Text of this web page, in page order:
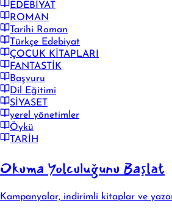
EDEBİYAT
ROMAN
Tarihi Roman
Türkçe Edebiyat
ÇOCUK KİTAPLARI
FANTASTİK
Başvuru
Dil Eğitimi
SİYASET
yerel yönetimler
Öykü
TARİH
Okuma Yolculuğunu Başlat
Kampanyalar, indirimli kitaplar ve